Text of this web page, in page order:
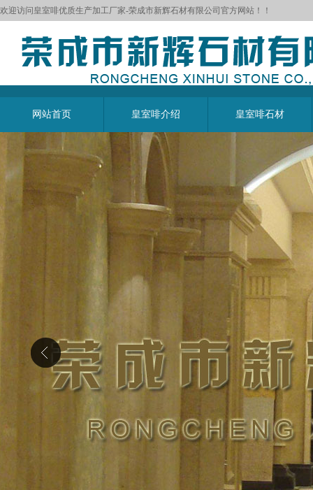
欢迎访问皇室啡优质生产加工厂家-荣成市新辉石材有限公司官方网站！！
网站首页 皇室啡介绍 皇室啡石材